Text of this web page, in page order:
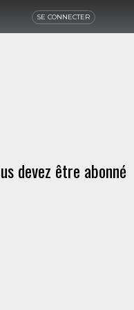
SE CONNECTER
devez être abonné